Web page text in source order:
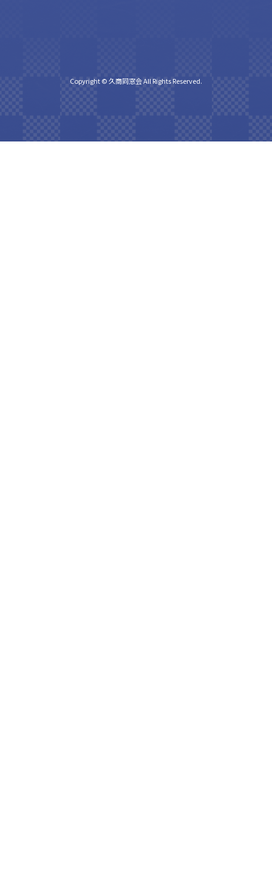
Copyright © 久商同窓会 All Rights Reserved.